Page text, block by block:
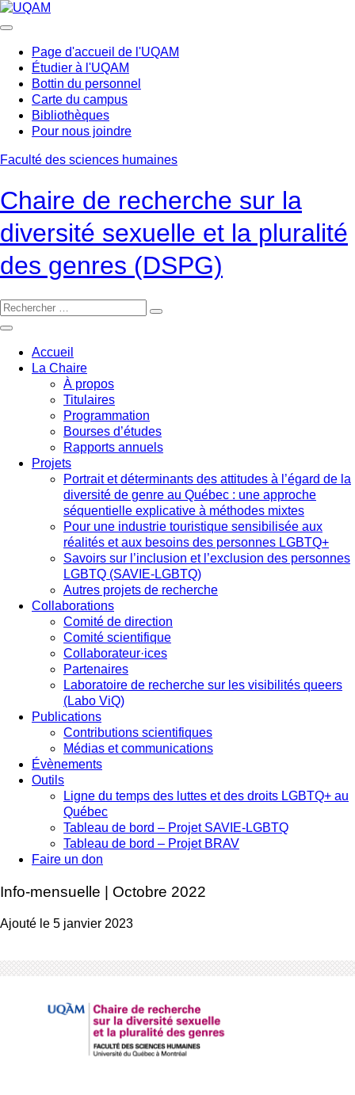
Passer
au
Page d'accueil de l'UQAM
Étudier à l'UQAM
Bottin du personnel
Carte du campus
Bibliothèques
Pour nous joindre
Faculté des sciences humaines
Chaire de recherche sur la
diversité sexuelle et la pluralité
des genres (DSPG)
Accueil
La Chaire
À propos
Titulaires
Programmation
Bourses d’études
Rapports annuels
Projets
Portrait et déterminants des attitudes à l’égard de la
diversité de genre au Québec : une approche
séquentielle explicative à méthodes mixtes
Pour une industrie touristique sensibilisée aux
réalités et aux besoins des personnes LGBTQ+
Savoirs sur l’inclusion et l’exclusion des personnes
LGBTQ (SAVIE-LGBTQ)
Autres projets de recherche
Collaborations
Comité de direction
Comité scientifique
Collaborateur·ices
Partenaires
Laboratoire de recherche sur les visibilités queers
(Labo ViQ)
Publications
Contributions scientifiques
Médias et communications
Évènements
Outils
Ligne du temps des luttes et des droits LGBTQ+ au
Québec
Tableau de bord – Projet SAVIE-LGBTQ
Tableau de bord – Projet BRAV
Faire un don
Info-mensuelle | Octobre 2022
Ajouté le 5 janvier 2023